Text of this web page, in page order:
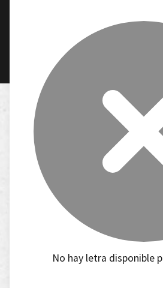
No hay letra disponible